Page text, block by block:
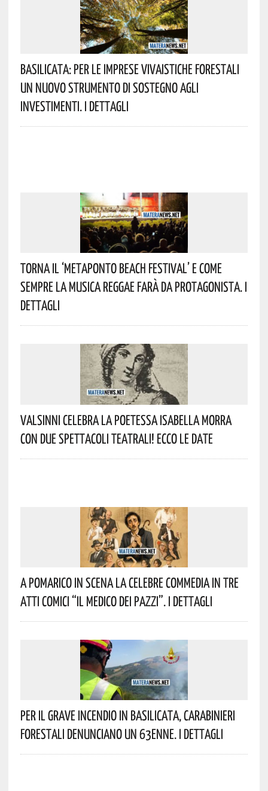
Basilicata: Per Le Imprese Vivaistiche Forestali
Un Nuovo Strumento Di Sostegno Agli
Investimenti. I Dettagli
Torna Il ‘Metaponto Beach Festival’ E Come
Sempre La Musica Reggae Farà Da Protagonista. I
Dettagli
Valsinni Celebra La Poetessa Isabella Morra
Con Due Spettacoli Teatrali! Ecco Le Date
A Pomarico In Scena La Celebre Commedia In Tre
Atti Comici “Il Medico Dei Pazzi”. I Dettagli
Per Il Grave Incendio In Basilicata, Carabinieri
Forestali Denunciano Un 63enne. I Dettagli